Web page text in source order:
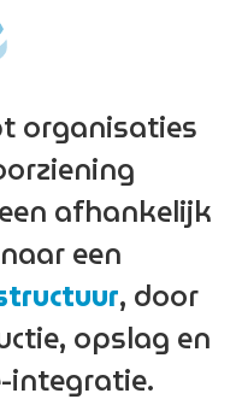
energievoorziening
energie, opslag
organisaties
een afhankelijk
naareen
, door
opslag en
integratie.